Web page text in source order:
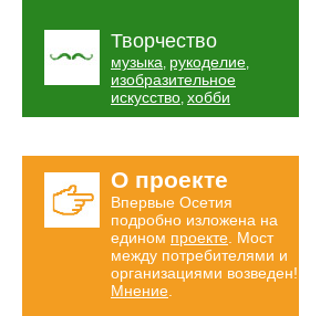
Творчество
музыка, рукоделие,
изобразительное
искусство, хобби
О проекте
Впервые Осетия
подробно изложена на
едином проекте . Мост
между потребителями и
организациями возведен!
Мнение